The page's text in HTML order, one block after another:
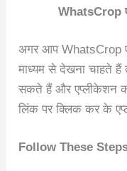
WhatsCrop
अगर आप WhatsCrop
माध्यम से देखना चाहते हैं
सकते हैं और एप्लीकेशन
लिंक पर क्लिक कर के
Follow These